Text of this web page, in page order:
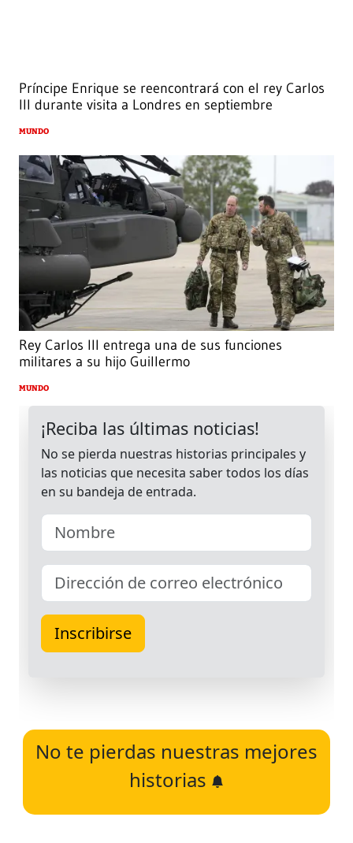
Príncipe Enrique se reencontrará con el rey Carlos
III durante visita a Londres en septiembre
MUNDO
Rey Carlos III entrega una de sus funciones
militares a su hijo Guillermo
MUNDO
No te pierdas nuestras mejores
historias